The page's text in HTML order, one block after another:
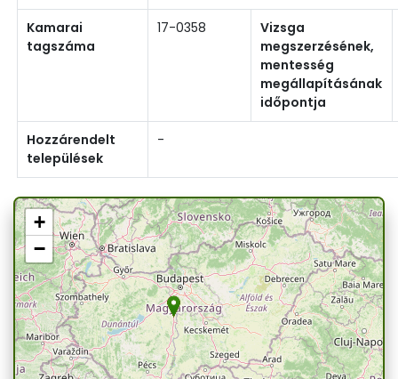
Kamarai
tagszáma
17-0358
Vizsga
megszerzésének,
mentesség
megállapításának
időpontja
Hozzárendelt
települések
-
+
−